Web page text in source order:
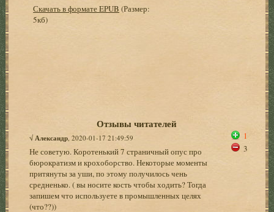
Скачать в формате EPUB (Размер:
5кб)
Отзывы читателей
√ Александр , 2020-01-17 21:49:59
Не советую. Коротенький 7 страничный опус про
бюрократизм и крохоборство. Некоторые моменты
притянуты за уши, по этому получилось чень
средненько. ( вы носите кость чтобы ходить? Тогда
запишем что используете в промышленных целях
(что??))
1
3